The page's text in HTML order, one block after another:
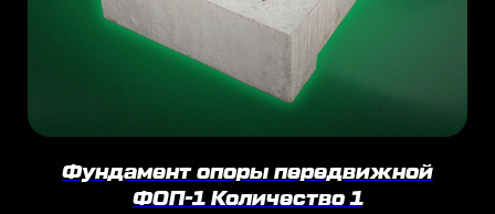
Фундамент опоры передвижной
ФОП-1 Количество 1